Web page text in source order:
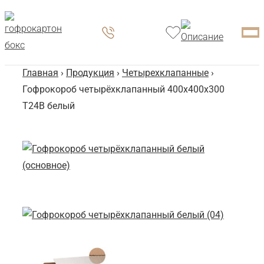
Главная › Продукция › Четырехклапанные ›
Гофрокороб четырёхклапанный 400х400х300
Т24В белый